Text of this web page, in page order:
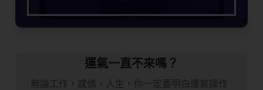
運氣一直不來嗎？
無論工作，感情，人生，你一定要明白運氣操作